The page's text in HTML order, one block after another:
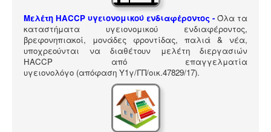
Μελέτη HACCP υγειονομικού ενδιαφέροντος - Όλα τα
καταστήματα υγειονομικού ενδιαφέροντος,
βρεφονηπιακοί, μονάδες φροντίδας, παλιά & νέα,
υποχρεούνται να διαθέτουν μελέτη διεργασιών
HACCP από επαγγελματία
υγειονολόγο (απόφαση Υ1γ/ΓΠ/οικ.47829/17).